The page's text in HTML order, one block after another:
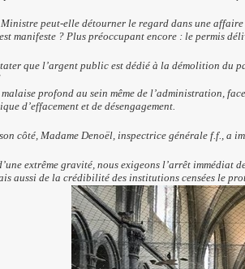
peut-elle détourner le regard dans une
manifeste ? Plus préoccupant encore : le permis
que l’argent public est dédié à la démolition
profond au sein même de l’administration,
d’effacement et de désengagement.
côté, Madame Denoël, inspectrice générale f.f., a
extrême gravité, nous exigeons l’arrêt
aussi de la crédibilité des institutions censées le